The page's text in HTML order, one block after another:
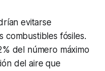
evitarse
combustibles fósiles.
del número máximo
del aire que